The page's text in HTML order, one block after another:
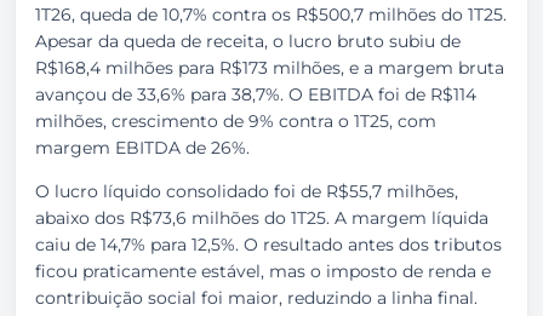
1T26, queda de 10,7% contra os R$500,7 milhões do 1T25.
Apesar da queda de receita, o lucro bruto subiu de
R$168,4 milhões para R$173 milhões, e a margem bruta
avançou de 33,6% para 38,7%. O EBITDA foi de R$114
milhões, crescimento de 9% contra o 1T25, com
margem EBITDA de 26%.
O lucro líquido consolidado foi de R$55,7 milhões,
abaixo dos R$73,6 milhões do 1T25. A margem líquida
caiu de 14,7% para 12,5%. O resultado antes dos tributos
ficou praticamente estável, mas o imposto de renda e
contribuição social foi maior, reduzindo a linha final.